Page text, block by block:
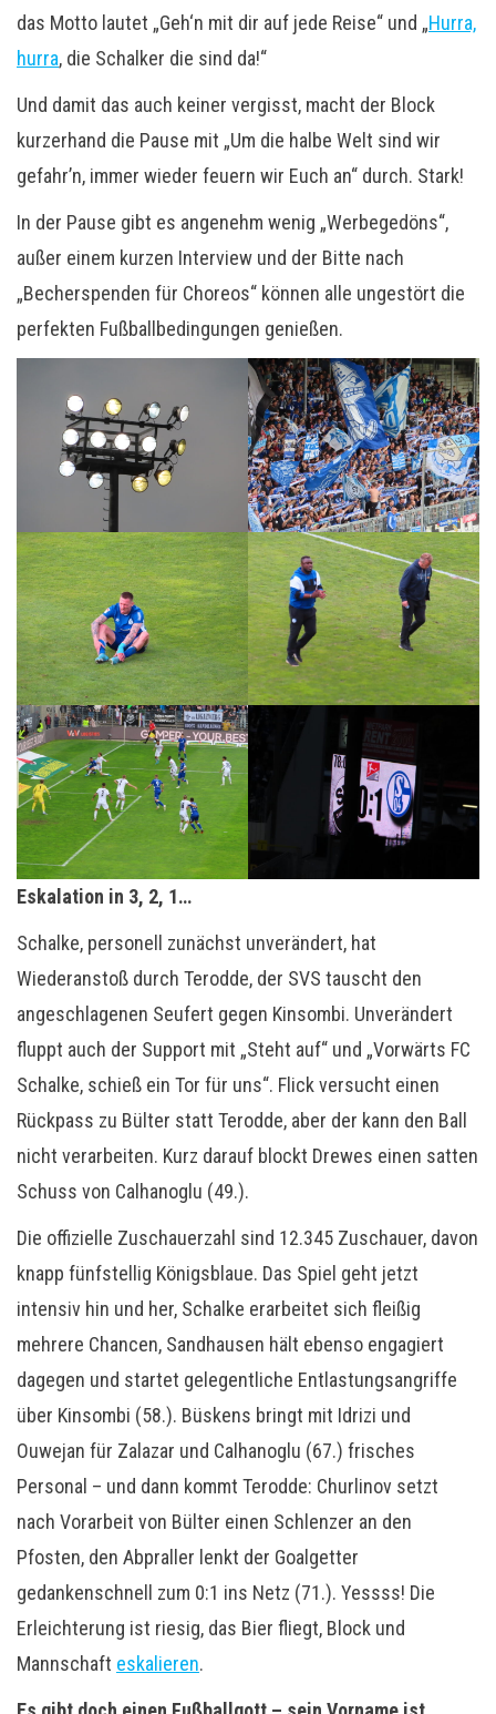
das Motto lautet „Geh‘n mit dir auf jede Reise“ und „Hurra,
hurra, die Schalker die sind da!“
Und damit das auch keiner vergisst, macht der Block
kurzerhand die Pause mit „Um die halbe Welt sind wir
gefahr’n, immer wieder feuern wir Euch an“ durch. Stark!
In der Pause gibt es angenehm wenig „Werbegedöns“,
außer einem kurzen Interview und der Bitte nach
„Becherspenden für Choreos“ können alle ungestört die
perfekten Fußballbedingungen genießen.
Eskalation in 3, 2, 1…
Schalke, personell zunächst unverändert, hat
Wiederanstoß durch Terodde, der SVS tauscht den
angeschlagenen Seufert gegen Kinsombi. Unverändert
fluppt auch der Support mit „Steht auf“ und „Vorwärts FC
Schalke, schieß ein Tor für uns“. Flick versucht einen
Rückpass zu Bülter statt Terodde, aber der kann den Ball
nicht verarbeiten. Kurz darauf blockt Drewes einen satten
Schuss von Calhanoglu (49.).
Die offizielle Zuschauerzahl sind 12.345 Zuschauer, davon
knapp fünfstellig Königsblaue. Das Spiel geht jetzt
intensiv hin und her, Schalke erarbeitet sich fleißig
mehrere Chancen, Sandhausen hält ebenso engagiert
dagegen und startet gelegentliche Entlastungsangriffe
über Kinsombi (58.). Büskens bringt mit Idrizi und
Ouwejan für Zalazar und Calhanoglu (67.) frisches
Personal – und dann kommt Terodde: Churlinov setzt
nach Vorarbeit von Bülter einen Schlenzer an den
Pfosten, den Abpraller lenkt der Goalgetter
gedankenschnell zum 0:1 ins Netz (71.). Yessss! Die
Erleichterung ist riesig, das Bier fliegt, Block und
Mannschaft eskalieren.